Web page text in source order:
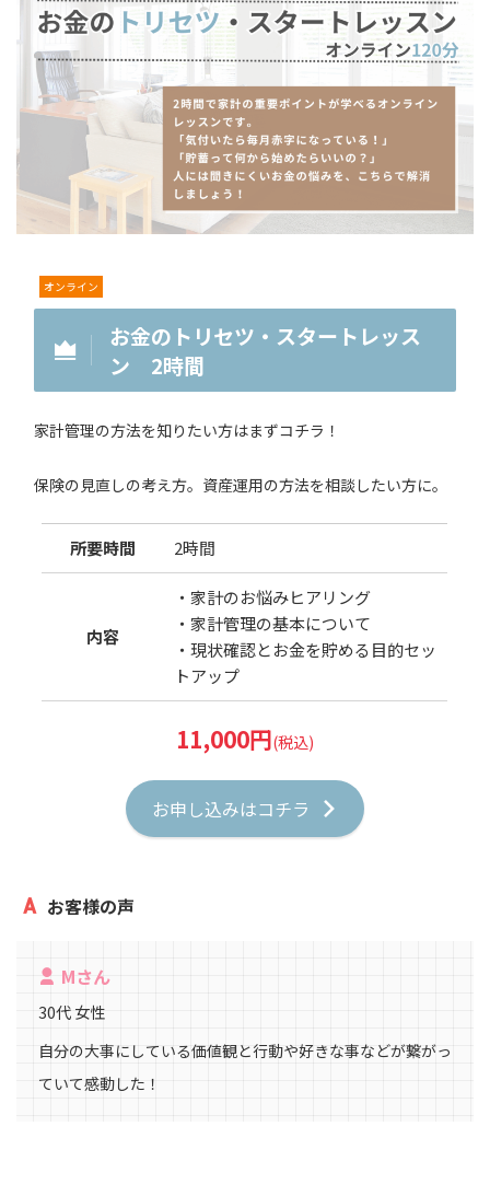
オンライン
お金のトリセツ・スタートレッス
ン 2時間
家計管理の方法を知りたい方はまずコチラ！
保険の見直しの考え方。資産運用の方法を相談したい方に。
所要時間 2時間
内容
・家計のお悩みヒアリング
・家計管理の基本について
・現状確認とお金を貯める目的セッ
トアップ
11,000円(税込)
お申し込みはコチラ
お客様の声
Mさん
30代 女性
自分の大事にしている価値観と行動や好きな事などが繋がっ
ていて感動した！